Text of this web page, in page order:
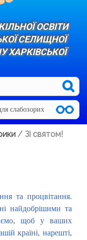
ОСВІТИ
СЕЛИЩНОЇ
ХАРКІВСЬКОЇ
слабозорих
/ Зі святом!
та процвітання.
найдобрішими та
щоб у ваших
країні, нарешті,